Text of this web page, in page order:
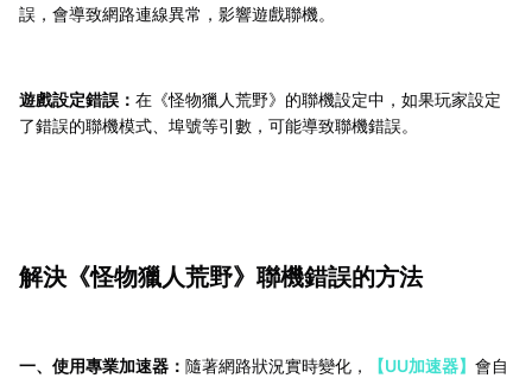
誤，會導致網路連線異常，影響遊戲聯機。
遊戲設定錯誤： 在《怪物獵人荒野》的聯機設定中，如果玩家設定
了錯誤的聯機模式、埠號等引數，可能導致聯機錯誤。
解決《怪物獵人荒野》聯機錯誤的方法
一、使用專業加速器： 隨著網路狀況實時變化， 【UU加速器】 會自